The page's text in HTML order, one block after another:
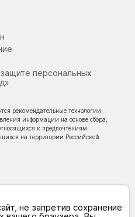
персональных
рекомендательные технологии
информации на основе сбора,
к предпочтениям
на территории Российской
не запретив сохранение